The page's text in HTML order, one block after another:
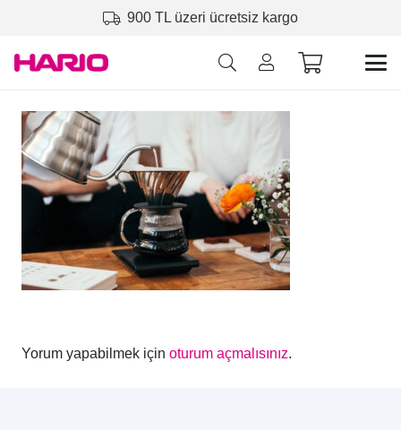
900 TL üzeri ücretsiz kargo
Yorum yapabilmek için oturum açmalısınız.